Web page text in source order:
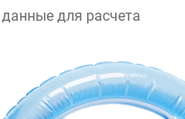
для расчета